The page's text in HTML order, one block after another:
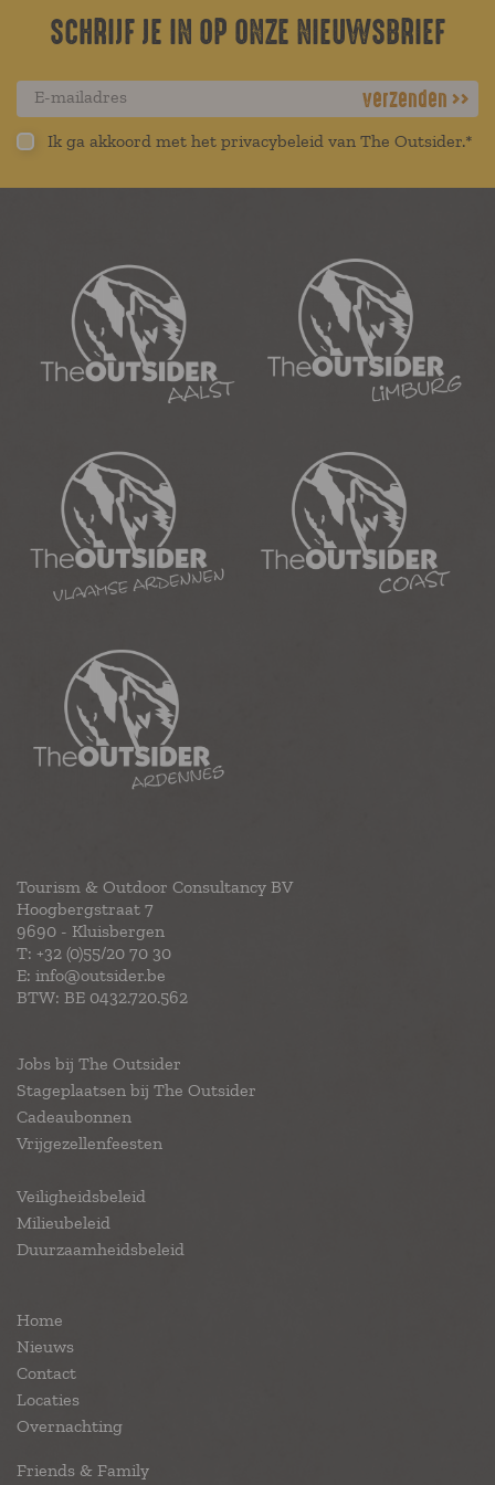
SCHRIJF JE IN OP ONZE NIEUWSBRIEF
verzenden
Ik ga akkoord met het privacybeleid van The Outsider.*
Tourism & Outdoor Consultancy BV
Hoogbergstraat 7
9690 - Kluisbergen
T: +32 (0)55/20 70 30
E: info@outsider.be
BTW: BE 0432.720.562
Jobs bij The Outsider
Stageplaatsen bij The Outsider
Cadeaubonnen
Vrijgezellenfeesten
Veiligheidsbeleid
Milieubeleid
Duurzaamheidsbeleid
Friends & Family
Home
Nieuws
Contact
Locaties
Overnachting